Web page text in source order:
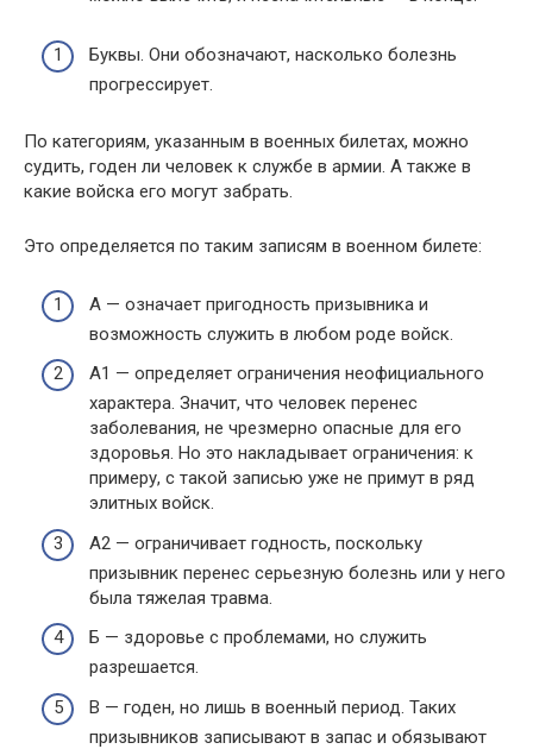
Буквы. Они обозначают, насколько болезнь
прогрессирует.
По категориям, указанным в военных билетах, можно
судить, годен ли человек к службе в армии. А также в
какие войска его могут забрать.
Это определяется по таким записям в военном билете:
А — означает пригодность призывника и
возможность служить в любом роде войск.
А1 — определяет ограничения неофициального
характера. Значит, что человек перенес
заболевания, не чрезмерно опасные для его
здоровья. Но это накладывает ограничения: к
примеру, с такой записью уже не примут в ряд
элитных войск.
А2 — ограничивает годность, поскольку
призывник перенес серьезную болезнь или у него
была тяжелая травма.
Б — здоровье с проблемами, но служить
разрешается.
В — годен, но лишь в военный период. Таких
призывников записывают в запас и обязывают